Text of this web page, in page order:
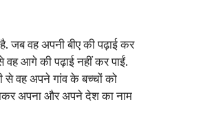
जब वह अपनी बीए की पढ़ाई कर
आगे की पढ़ाई नहीं कर पाईं.
से वह अपने गांव के बच्चों को
अपना और अपने देश का नाम